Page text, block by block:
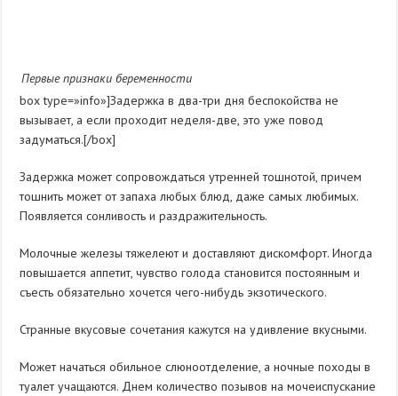
Первые признаки беременности
box type=»info»]Задержка в два-три дня беспокойства не
вызывает, а если проходит неделя-две, это уже повод
задуматься.[/box]
Задержка может сопровождаться утренней тошнотой, причем
тошнить может от запаха любых блюд, даже самых любимых.
Появляется сонливость и раздражительность.
Молочные железы тяжелеют и доставляют дискомфорт. Иногда
повышается аппетит, чувство голода становится постоянным и
съесть обязательно хочется чего-нибудь экзотического.
Странные вкусовые сочетания кажутся на удивление вкусными.
Может начаться обильное слюноотделение, а ночные походы в
туалет учащаются. Днем количество позывов на мочеиспускание